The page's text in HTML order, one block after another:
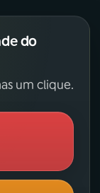
do
um clique.